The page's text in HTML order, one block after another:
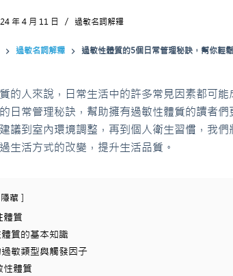
年 4 月 11 日 過敏名詞解釋
過敏名詞解釋 過敏性體質的5個日常管理秘訣，幫你輕
的人來說，日常生活中的許多常見因素都可
日常管理秘訣，幫助擁有過敏性體質的讀者
議到室內環境調整，再到個人衛生習慣，我
生活方式的改變，提升生活品質。
隱藏
體質
質的基本知識
敏類型與觸發因子
性體質